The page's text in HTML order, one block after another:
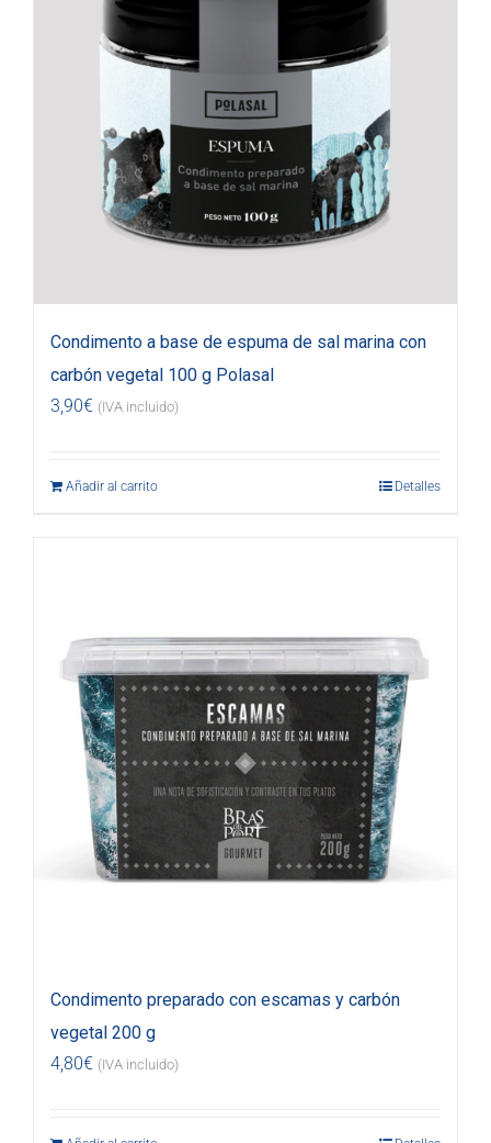
Condimento a base de espuma de sal marina con
carbón vegetal 100 g Polasal
3,90€ (IVA incluido)
Añadir al carrito Detalles
Condimento preparado con escamas y carbón
vegetal 200 g
4,80€ (IVA incluido)